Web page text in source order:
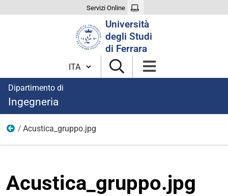
Servizi Online
Università
degli Studi
di Ferrara
Cambia lingua
Dipartimento di
Ingegneria
immagini
Acustica_gruppo.jpg
Acustica_gruppo.jpg